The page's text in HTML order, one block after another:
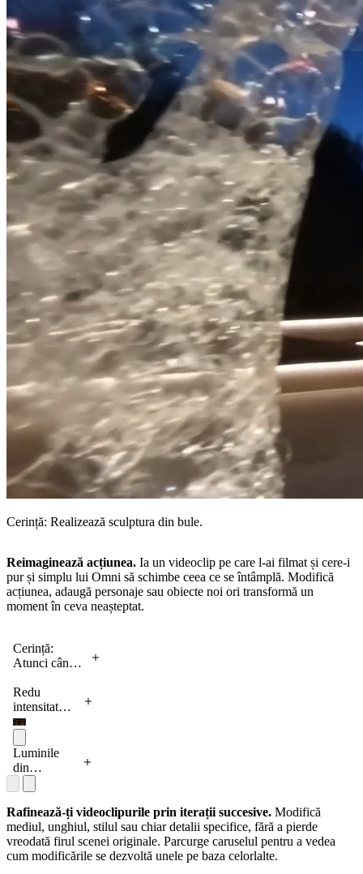
Cerință: Realizează sculptura din bule.
Reimaginează acțiunea. Ia un videoclip pe care l-ai filmat și cere-i
pur și simplu lui Omni să schimbe ceea ce se întâmplă. Modifică
acțiunea, adaugă personaje sau obiecte noi ori transformă un
moment în ceva neașteptat.
Cerință:
Atunci când
atinge
oglinda, fă ca
suprafața
acesteia să
creeze unde
frumoase,
asemenea
unui lichid,
iar brațul
persoanei să
se transforme
într-un
Redu
intensitatea
luminii din
încăpere.
Plasează o
cameră cu
podea în
carouri alb-
negru în
interiorul
unei sfere
de sticlă
Luminile
din
apartamente
încep să se
aprindă în
sincron cu
muzica.
Rafinează-ți videoclipurile prin iterații succesive. Modifică
mediul, unghiul, stilul sau chiar detalii specifice, fără a pierde
vreodată firul scenei originale. Parcurge caruselul pentru a vedea
cum modificările se dezvoltă unele pe baza celorlalte.